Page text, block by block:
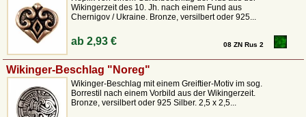
Wikingerzeit des 10. Jh. nach einem Fund aus
Chernigov / Ukraine. Bronze, versilbert oder 925...
ab2,93 € 08 ZN Rus 2
Wikinger-Beschlag "Noreg"
Wikinger-Beschlag mit einem Greiftier-Motiv im sog.
Borrestil nach einem Vorbild aus der Wikingerzeit.
Bronze, versilbert oder 925 Silber. 2,5 x 2,5...